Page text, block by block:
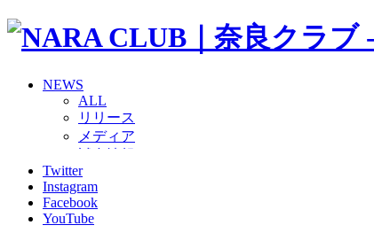
NEWS
ALL
リリース
メディア
グッズ
ファンコミュニティ
普及・育成
ホームタウン
Twitter
Instagram
Facebook
YouTube